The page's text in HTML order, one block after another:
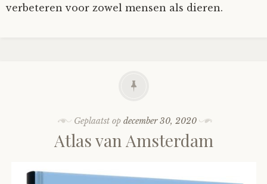
verbeteren voor zowel mensen als dieren.
Geplaatst opdecember 30, 2020
Atlas van Amsterdam